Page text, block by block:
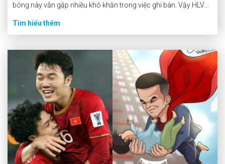
bóng này vẫn gặp nhiều khó khăn trong việc ghi bàn. Vậy HLV
Tuchel cần làm gì để giải quyết vấn đề này cho Chelsea?
Tìm hiểu thêm